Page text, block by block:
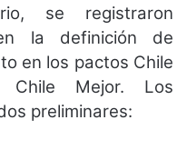
se registraron
la definición de
en los pactos Chile
Chile Mejor. Los
preliminares: